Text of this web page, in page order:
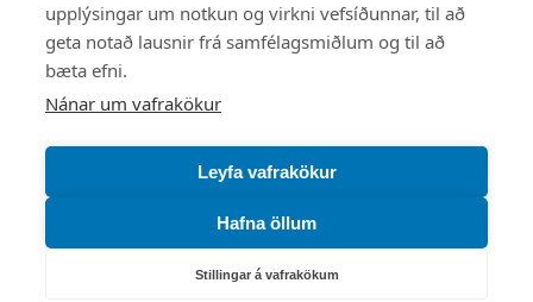
upplýsingar um notkun og virkni vefsíðunnar, til að
geta notað lausnir frá samfélagsmiðlum og til að
bæta efni.
Nánar um vafrakökur
Leyfa vafrakökur
Hafna öllum
Stillingar á vafrakökum
Mest skoðað
Starfsstöðvar
Náttúruverndarstofnun
Veiðimál, friðlýst svæði, landvarsla og náttúruvernd